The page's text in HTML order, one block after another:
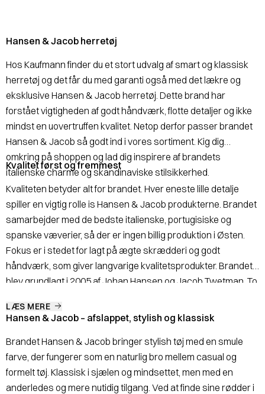
Hansen & Jacob herretøj
Hos Kaufmann finder du et stort udvalg af smart og klassisk
herretøj og det får du med garanti også med det lækre og
eksklusive Hansen & Jacob herretøj. Dette brand har
forstået vigtigheden af godt håndværk, flotte detaljer og ikke
mindst en uovertruffen kvalitet. Netop derfor passer brandet
Hansen & Jacob så godt ind i vores sortiment. Kig dig
omkring på shoppen og lad dig inspirere af brandets
italienske charme og skandinaviske stilsikkerhed.
Kvalitet først og fremmest
Kvaliteten betyder alt for brandet. Hver eneste lille detalje
spiller en vigtig rolle is Hansen & Jacob produkterne. Brandet
samarbejder med de bedste italienske, portugisiske og
spanske væverier, så der er ingen billig produktion i Østen.
Fokus er i stedet for lagt på ægte skrædderi og godt
håndværk, som giver langvarige kvalitetsprodukter. Brandet
blev grundlagt i 2005 af Johan Hansen og Jacob Twetman. To
velklædte mand. Hansen o& Jacob er den uformelles
førstevalg – en smuk blanding af stringent og elegant
Skandinavis design kombineret med hovedkompetencen
indenfor Italiensk håndværk og tradition.
LÆS MERE
Hansen & Jacob – afslappet, stylish og klassisk
Brandet Hansen & Jacob bringer stylish tøj med en smule
farve, der fungerer som en naturlig bro mellem casual og
formelt tøj. Klassisk i sjælen og mindsettet, men med en
anderledes og mere nutidig tilgang. Ved at finde sine rødder i